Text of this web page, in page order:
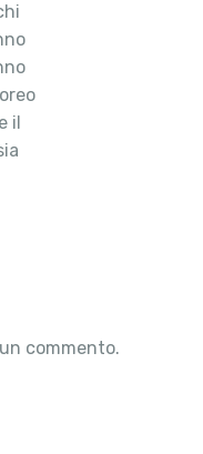
il
commento.